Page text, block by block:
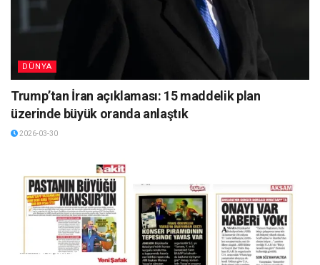
DÜNYA
Trump’tan İran açıklaması: 15 maddelik plan
üzerinde büyük oranda anlaştık
2026-03-30